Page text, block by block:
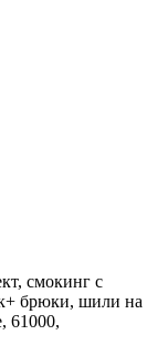
смокинг с
брюки, шили на
61000,